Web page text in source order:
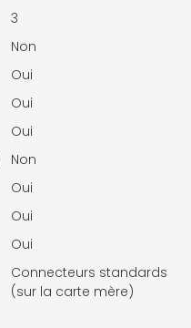
3
Non
Oui
Oui
Oui
Non
Oui
Oui
Oui
Connecteurs standards
(sur la carte mère)